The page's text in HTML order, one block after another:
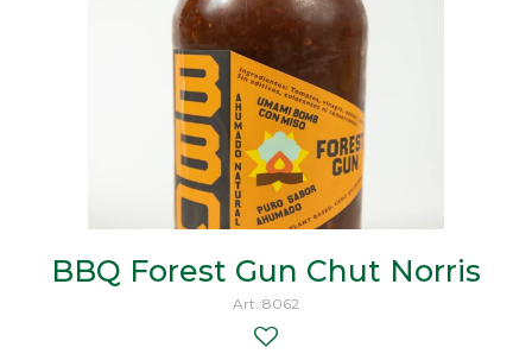
BBQ Forest Gun Chut Norris
8062